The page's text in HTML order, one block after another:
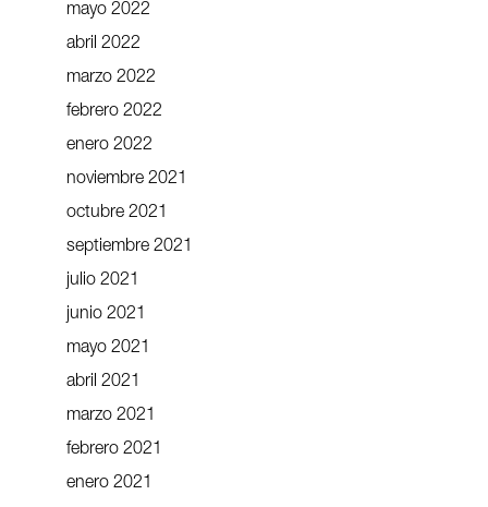
mayo 2022
abril 2022
marzo 2022
febrero 2022
enero 2022
noviembre 2021
octubre 2021
septiembre 2021
julio 2021
junio 2021
mayo 2021
abril 2021
marzo 2021
febrero 2021
enero 2021